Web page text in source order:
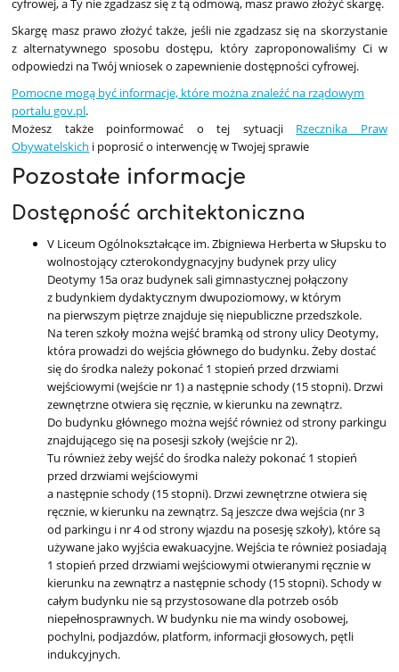
cyfrowej, a Ty nie zgadzasz się z tą odmową, masz prawo złożyć skargę.
Skargę masz prawo złożyć także, jeśli nie zgadzasz się na skorzystanie
z alternatywnego sposobu dostępu, który zaproponowaliśmy Ci w
odpowiedzi na Twój wniosek o zapewnienie dostępności cyfrowej.
Pomocne mogą być informacje, które można znaleźć na rządowym
portalu gov.pl.
Możesz także poinformować o tej sytuacji Rzecznika Praw
Obywatelskich i poprosić o interwencję w Twojej sprawie
Pozostałe informacje
Dostępność architektoniczna
V Liceum Ogólnokształcące im. Zbigniewa Herberta w Słupsku to
wolnostojący czterokondygnacyjny budynek przy ulicy
Deotymy 15a oraz budynek sali gimnastycznej połączony
z budynkiem dydaktycznym dwupoziomowy, w którym
na pierwszym piętrze znajduje się niepubliczne przedszkole.
Na teren szkoły można wejść bramką od strony ulicy Deotymy,
która prowadzi do wejścia głównego do budynku. Żeby dostać
się do środka należy pokonać 1 stopień przed drzwiami
wejściowymi (wejście nr 1) a następnie schody (15 stopni). Drzwi
zewnętrzne otwiera się ręcznie, w kierunku na zewnątrz.
Do budynku głównego można wejść również od strony parkingu
znajdującego się na posesji szkoły (wejście nr 2).
Tu również żeby wejść do środka należy pokonać 1 stopień
przed drzwiami wejściowymi
a następnie schody (15 stopni). Drzwi zewnętrzne otwiera się
ręcznie, w kierunku na zewnątrz. Są jeszcze dwa wejścia (nr 3
od parkingu i nr 4 od strony wjazdu na posesję szkoły), które są
używane jako wyjścia ewakuacyjne. Wejścia te również posiadają
1 stopień przed drzwiami wejściowymi otwieranymi ręcznie w
kierunku na zewnątrz a następnie schody (15 stopni). Schody w
całym budynku nie są przystosowane dla potrzeb osób
niepełnosprawnych. W budynku nie ma windy osobowej,
pochylni, podjazdów, platform, informacji głosowych, pętli
indukcyjnych.